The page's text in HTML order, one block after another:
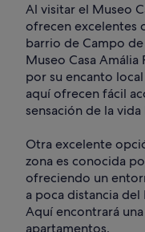
Al visitar el Museo
ofrecen excelentes
barrio de Campo
Museo Casa
por su encanto
aquí ofrecen fácil
sensación de la
Otra excelente
zona es conocida
ofreciendo un
a poca distancia del
Aquí encontrará